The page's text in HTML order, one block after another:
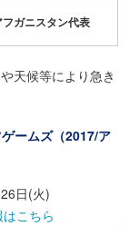
ガニスタン代表
天候等により急き
ームズ（2017/ア
日(火)
こちら